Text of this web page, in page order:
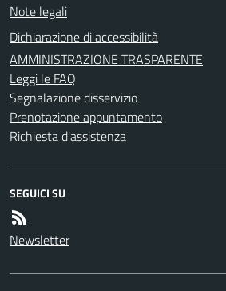
Note legali
Dichiarazione di accessibilità
AMMINISTRAZIONE TRASPARENTE
Leggi le FAQ
Segnalazione disservizio
Prenotazione appuntamento
Richiesta d'assistenza
SEGUICI SU
Newsletter